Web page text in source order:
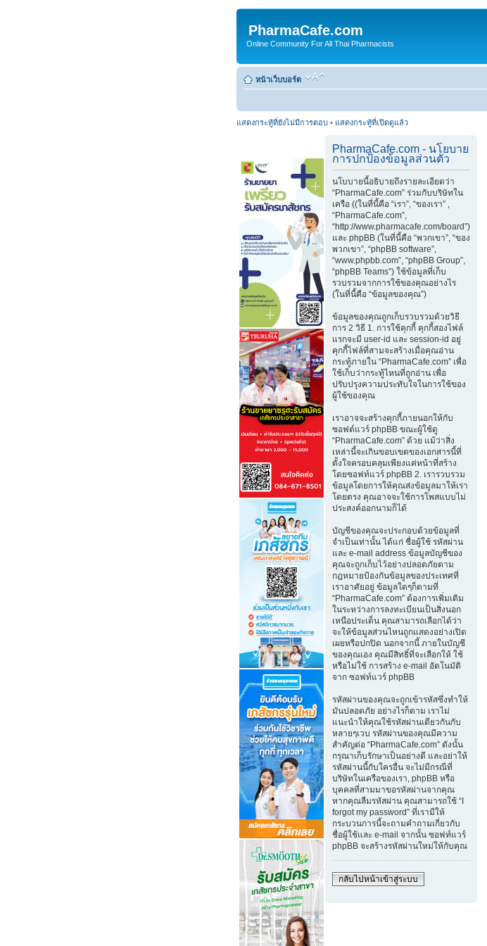
PharmaCafe.com
Online Community For All Thai Pharmacists
หน้าเว็บบอร์ด
แสดงกระทู้ที่ยังไม่มีการตอบ • แสดงกระทู้ที่เปิดดูแล้ว
PharmaCafe.com - นโยบาย
การปกป้องข้อมูลส่วนตัว
นโบบายนี้อธิบายถึงรายละเอียดว่า
“PharmaCafe.com” ร่วมกับบริษัทใน
เครือ ((ในที่นี้คือ “เรา”, “ของเรา” ,
“PharmaCafe.com”,
“http://www.pharmacafe.com/board”)
และ phpBB (ในที่นี้คือ “พวกเขา”, “ของ
พวกเขา”, “phpBB software”,
“www.phpbb.com”, “phpBB Group”,
“phpBB Teams”) ใช้ข้อมูลที่เก็บ
รวบรวมจากการใช้ของคุณอย่างไร
(ในที่นี้คือ “ข้อมูลของคุณ”)
ข้อมูลของคุณถูกเก็บรวบรวมด้วยวิธี
การ 2 วิธี 1. การใช้คุกกี้ คุกกี้สองไฟล์
แรกจะมี user-id และ session-id อยู่
คุกกี้ไฟล์ที่สามจะสร้างเมื่อคุณอ่าน
กระทู้ภายใน “PharmaCafe.com” เพื่อ
ใช้เก็บว่ากระทู้ไหนที่ถูกอ่าน เพื่อ
ปรับปรุงความประทับใจในการใช้ของ
ผู้ใช้ของคุณ
เราอาจจะสร้างคุกกี้ภายนอกให้กับ
ซอฟต์แวร์ phpBB ขณะผู้ใช้ดู
“PharmaCafe.com” ด้วย แม้ว่าสิ่ง
เหล่านี้จะเกินขอบเขตของเอกสารนี้ที่
ตั้งใจครอบคลุมเพียงแค่หน้าที่สร้าง
โดยซอฟท์แวร์ phpBB 2. เรารวบรวม
ข้อมูลโดยการให้คุณส่งข้อมูลมาให้เรา
โดยตรง คุณอาจจะใช้การโพสแบบไม่
ประสงค์ออกนามก็ได้
บัญชีของคุณจะประกอบด้วยข้อมูลที่
จำเป็นเท่านั้น ได้แก่ ชื่อผู้ใช้ รหัสผ่าน
และ e-mail address ข้อมูลบัญชีของ
คุณจะถูกเก็บไว้อย่างปลอดภัยตาม
กฎหมายป้องกันข้อมูลของประเทศที่
เราอาศัยอยู่ ข้อมูลใดๆก็ตามที่
“PharmaCafe.com” ต้องการเพิ่มเติม
ในระหว่างการลงทะเบียนเป็นสิ่งนอก
เหนือประเด็น คุณสามารถเลือกได้ว่า
จะให้ข้อมูลส่วนไหนถูกแสดงอย่างเปิด
เผยหรือปกปิด นอกจากนี้ ภายในบัญชี
ของคุณเอง คุณมีสิทธิ์ที่จะเลือกให้ ใช้
หรือไม่ใช้ การสร้าง e-mail อัตโนมัติ
จาก ซอฟท์แวร์ phpBB
รหัสผ่านของคุณจะถูกเข้ารหัสซึ่งทำให้
มันปลอดภัย อย่างไรก็ตาม เราไม่
แนะนำให้คุณใช้รหัสผ่านเดียวกันกับ
หลายๆเวบ รหัสผ่านของคุณมีความ
สำคัญต่อ “PharmaCafe.com” ดังนั้น
กรุณาเก็บรักษาเป็นอย่างดี และอย่าให้
รหัสผ่านนี้กับใครอื่น จะไม่มีกรณีที่
บริษัทในเครือของเรา, phpBB หรือ
บุคคลที่สามมาขอรหัสผ่านจากคุณ
หากคุณลืมรหัสผ่าน คุณสามารถใช้ “I
forgot my password” ที่เรามีให้
กระบวนการนี้จะถามคำถามเกี่ยวกับ
ชื่อผู้ใช้และ e-mail จากนั้น ซอฟท์แวร์
phpBB จะสร้างรหัสผ่านใหม่ให้กับคุณ
กลับไปหน้าเข้าสู่ระบบ